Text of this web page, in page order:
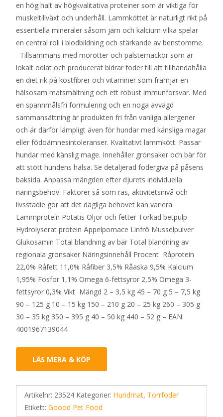
en hög halt av högkvalitativa proteiner som är viktiga för
muskeltillväxt och underhåll. Lammköttet är naturligt rikt på
essentiella mineraler såsom järn och kalcium vilka spelar
en central roll i blodbildning och stärkande av benstomme.
Tillsammans med morötter och palsternackor som är
lokalt odlat och producerat bidrar foder till att tillhandahålla
en diet rik på kostfibrer och vitaminer som främjar en
hälsosam matsmältning och ett robust immunförsvar. Med
en spannmålsfri formulering och en noga avvägd
sammansättning är produkten fri från vanliga allergener
och är därför lämpligt även för hundar med känsliga magar
eller födoämnesintoleranser. Kvalitativt lammkött. Passar
hundar med känslig mage. Innehåller grönsaker och bär för
att stött hundens hälsa. Se detaljerad fodergiva på påsens
baksida. Anpassa mängden efter djurets individuella
näringsbehov. Faktorer så som ras, aktivitetsnivå och
livsstadie gör att det dagliga behovet kan variera.
Lammprotein Potatis Oljor och fetter Torkad betpulp
Hydrolyserat protein Äppelpomace Linfrö Musselpulver
Glukosamin Total blandning av bär Total blandning av
regionala grönsaker Näringsinnehåll Procent Råprotein
22,0% Råfett 11,0% Råfiber 3,5% Råaska 9,5% Kalcium
1,95% Fosfor 1,1% Omega 6-fettsyror 2,5% Omega 3-
fettsyror 0,3% Vikt Mängd 2 – 3,5 kg 45 – 70 g 5 – 7,5 kg
90 – 125 g 10 – 15 kg 150 – 210 g 20 – 25 kg 260 – 305 g
30 – 35 kg 350 – 395 g 40 – 50 kg 440 – 52 g – EAN:
4001967139044
LÄS MERA & KÖP
Artikelnr: 23524 Kategorier: Hundmat, Torrfoder
Etikett: Goood Pet Food